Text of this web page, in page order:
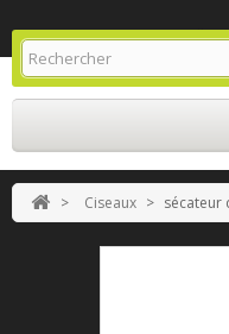
Site Grill
> Ciseaux > sécateur